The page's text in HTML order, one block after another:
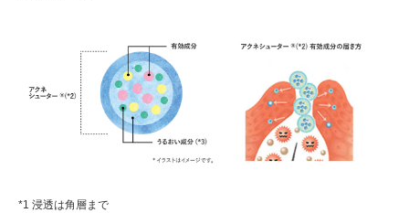
*1 浸透は角層まで